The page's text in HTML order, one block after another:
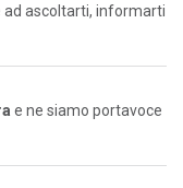
ad ascoltarti, informarti
e ne siamo portavoce